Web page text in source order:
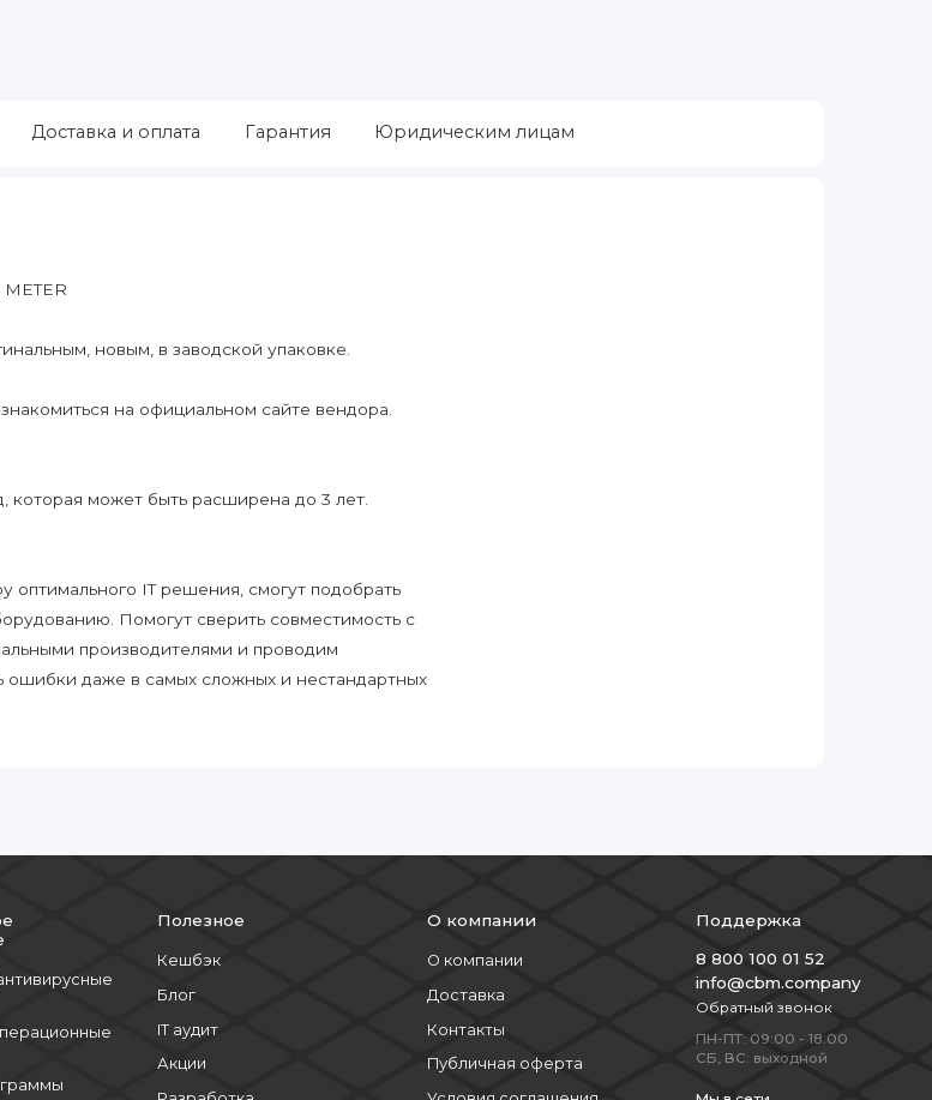
Доставка и оплата Гарантия Юридическим лицам
новым, в заводской упаковке.
на официальном сайте вендора.
которая может быть расширена до 3 лет.
IT решения, смогут подобрать
Помогут сверить совместимость с
производителями и проводим
ошибки даже в самых сложных и нестандартных
Полезное
Кешбэк
Блог
IT аудит
Акции
О компании
О компании
Доставка
Контакты
Публичная оферта
Поддержка
8 800 100 01 52
info@cbm.company
Обратный звонок
ПН-ПТ: 09:00 - 18:00
СБ, ВС: выходной